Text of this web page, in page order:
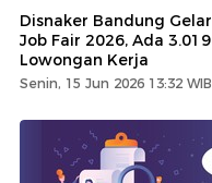
Disnaker Bandung Gelar
Job Fair 2026, Ada 3.019
Lowongan Kerja
Senin, 15 Jun 2026 13:32 WIB